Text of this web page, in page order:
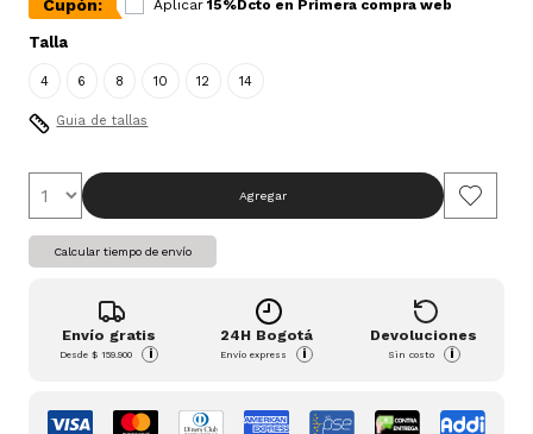
Cupón:
Aplicar 15%Dcto en Primera compra web
Talla
4 6 8 10 12 14
Guia de tallas
Agregar
Calcular tiempo de envío
Envío gratis
Desde$ 159.900 i
24H Bogotá
Envío express i
Devoluciones
Sin costo i